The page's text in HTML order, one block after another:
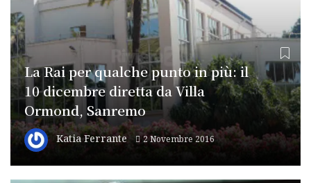
La Rai per qualche punto in più: il
10 dicembre diretta da Villa
Ormond, Sanremo
Katia Ferrante 2 Novembre 2016